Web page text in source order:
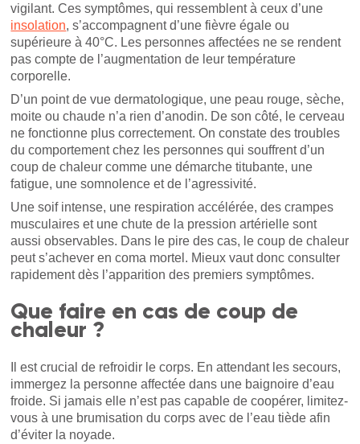
vigilant. Ces symptômes, qui ressemblent à ceux d’une
insolation, s’accompagnent d’une fièvre égale ou
supérieure à 40°C. Les personnes affectées ne se rendent
pas compte de l’augmentation de leur température
corporelle.
D’un point de vue dermatologique, une peau rouge, sèche,
moite ou chaude n’a rien d’anodin. De son côté, le cerveau
ne fonctionne plus correctement. On constate des troubles
du comportement chez les personnes qui souffrent d’un
coup de chaleur comme une démarche titubante, une
fatigue, une somnolence et de l’agressivité.
Une soif intense, une respiration accélérée, des crampes
musculaires et une chute de la pression artérielle sont
aussi observables. Dans le pire des cas, le coup de chaleur
peut s’achever en coma mortel. Mieux vaut donc consulter
rapidement dès l’apparition des premiers symptômes.
Que faire en cas de coup de
chaleur ?
Il est crucial de refroidir le corps. En attendant les secours,
immergez la personne affectée dans une baignoire d’eau
froide. Si jamais elle n’est pas capable de coopérer, limitez-
vous à une brumisation du corps avec de l’eau tiède afin
d’éviter la noyade.